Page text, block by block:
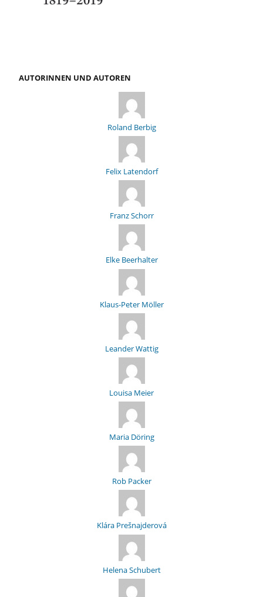
AUTORINNEN UND AUTOREN
Roland Berbig
Felix Latendorf
Franz Schorr
Elke Beerhalter
Klaus-Peter Möller
Leander Wattig
Louisa Meier
Maria Döring
Rob Packer
Klára Prešnajderová
Helena Schubert